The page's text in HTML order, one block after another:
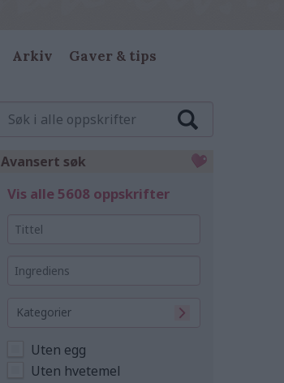
Arkiv Gaver & tips
Avansert søk
Vis alle 5608 oppskrifter
Kategorier
Uten egg
Uten hvetemel